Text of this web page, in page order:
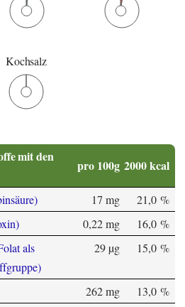
Kochsalz
mit den
pro 100g 2000 kcal
17 mg
21,0 %
0,22 mg
16,0 %
als
29 µg 15,0 %
262 mg
13,0 %